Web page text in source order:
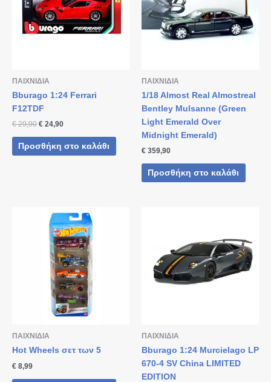
ΠΑΙΧΝΙΔΙΑ
Bburago 1:24 Ferrari
F12TDF
€29,90 € 24,90
Προσθήκη στο καλάθι
ΠΑΙΧΝΙΔΙΑ
1/18 Almost Real Almostreal
Bentley Mulsanne (Green
Light Emerald Over
Midnight Emerald)
€ 359,90
Προσθήκη στο καλάθι
ΠΑΙΧΝΙΔΙΑ
Hot Wheels σετ των 5
€ 8,99
ΠΑΙΧΝΙΔΙΑ
Bburago 1:24 Murcielago LP
670-4 SV China LIMITED
EDITION